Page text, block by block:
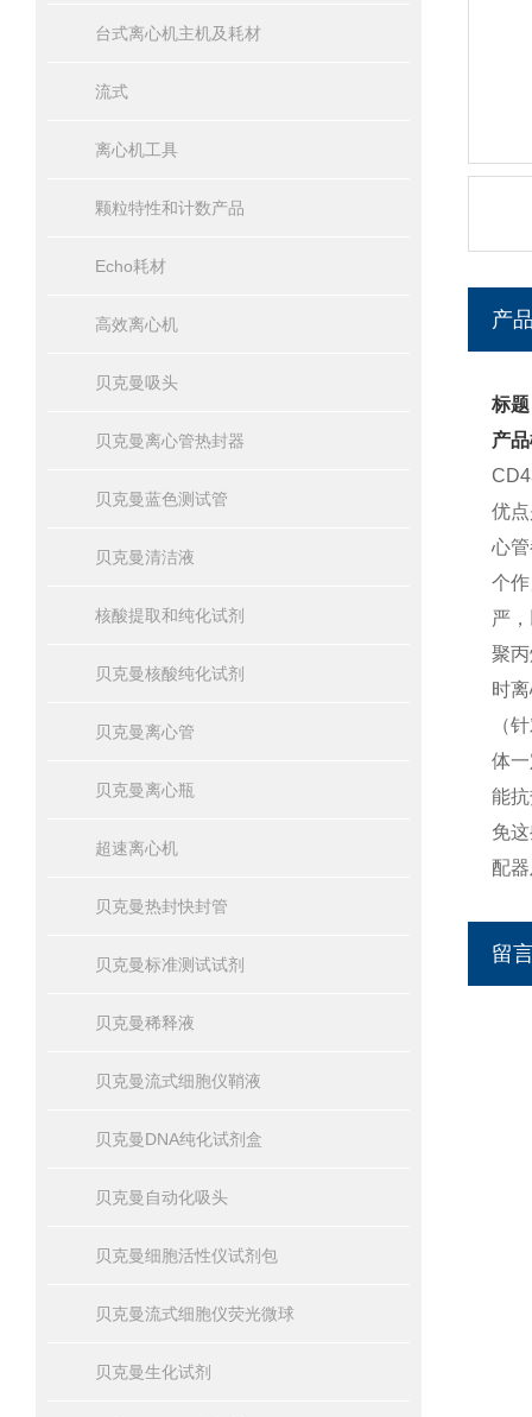
台式离心机主机及耗材
流式
离心机工具
颗粒特性和计数产品
Echo耗材
高效离心机
贝克曼吸头
贝克曼离心管热封器
贝克曼蓝色测试管
贝克曼清洁液
核酸提取和纯化试剂
贝克曼核酸纯化试剂
贝克曼离心管
贝克曼离心瓶
超速离心机
贝克曼热封快封管
贝克曼标准测试试剂
贝克曼稀释液
贝克曼流式细胞仪鞘液
贝克曼DNA纯化试剂盒
贝克曼自动化吸头
贝克曼细胞活性仪试剂包
贝克曼流式细胞仪荧光微球
贝克曼生化试剂
产
标
产
优
心
个
严
聚
时
（
体
能
免
配
留